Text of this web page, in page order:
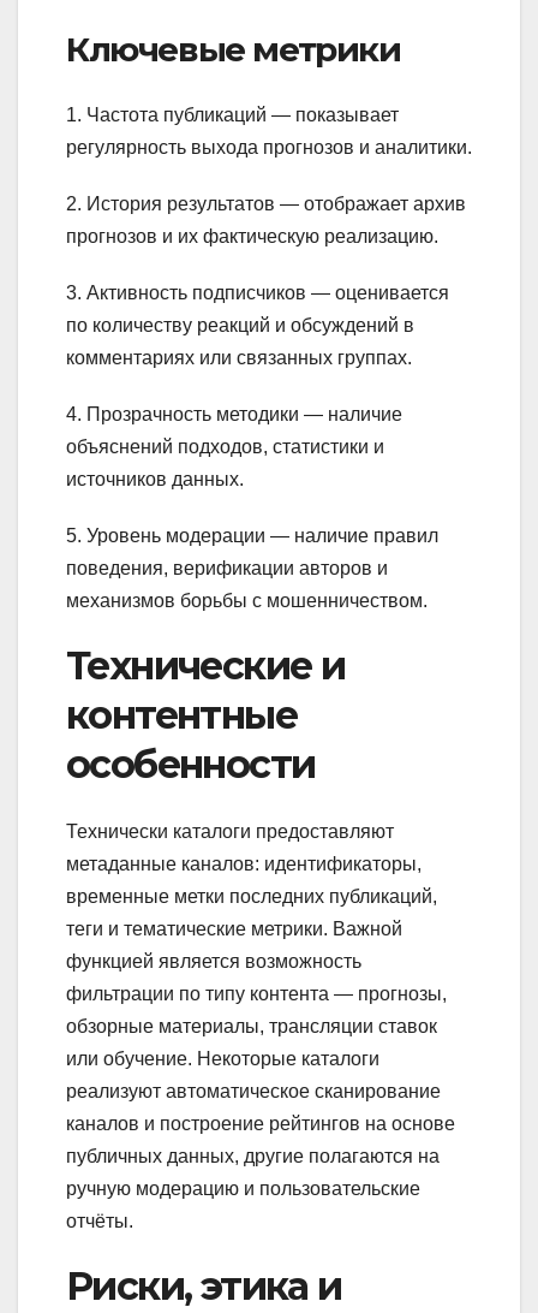
Ключевые метрики
1. Частота публикаций — показывает
регулярность выхода прогнозов и аналитики.
2. История результатов — отображает архив
прогнозов и их фактическую реализацию.
3. Активность подписчиков — оценивается
по количеству реакций и обсуждений в
комментариях или связанных группах.
4. Прозрачность методики — наличие
объяснений подходов, статистики и
источников данных.
5. Уровень модерации — наличие правил
поведения, верификации авторов и
механизмов борьбы с мошенничеством.
Технические и
контентные
особенности
Технически каталоги предоставляют
метаданные каналов: идентификаторы,
временные метки последних публикаций,
теги и тематические метрики. Важной
функцией является возможность
фильтрации по типу контента — прогнозы,
обзорные материалы, трансляции ставок
или обучение. Некоторые каталоги
реализуют автоматическое сканирование
каналов и построение рейтингов на основе
публичных данных, другие полагаются на
ручную модерацию и пользовательские
отчёты.
Риски, этика и